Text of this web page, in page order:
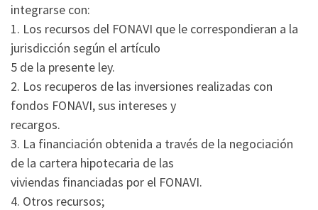
integrarse con:
1. Los recursos del FONAVI que le correspondieran a la
jurisdicción según el artículo
5 de la presente ley.
2. Los recuperos de las inversiones realizadas con
fondos FONAVI, sus intereses y
recargos.
3. La financiación obtenida a través de la negociación
de la cartera hipotecaria de las
viviendas financiadas por el FONAVI.
4. Otros recursos;